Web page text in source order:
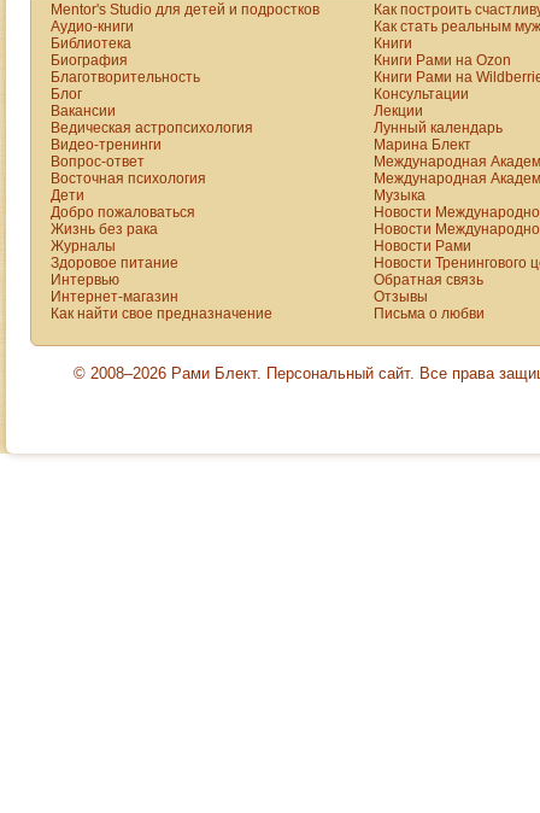
Mentor's Studio для детей и подростков
Аудио-книги
Библиотека
Биография
Благотворительность
Блог
Вакансии
Ведическая астропсихология
Видео-тренинги
Вопрос-ответ
Восточная психология
Дети
Добро пожаловаться
Жизнь без рака
Журналы
Здоровое питание
Интервью
Интернет-магазин
Как найти свое предназначение
Как построить
Как стать реальным
Книги
Книги Рами на Ozon
Книги Рами на
Консультации
Лекции
Лунный календарь
Марина Блект
Международная
Международная
Музыка
Новости
Новости
Новости Рами
Новости Тренингового
Обратная связь
Отзывы
Письма о любви
© 2008–2026 Рами Блект. Персональный сайт. Все права